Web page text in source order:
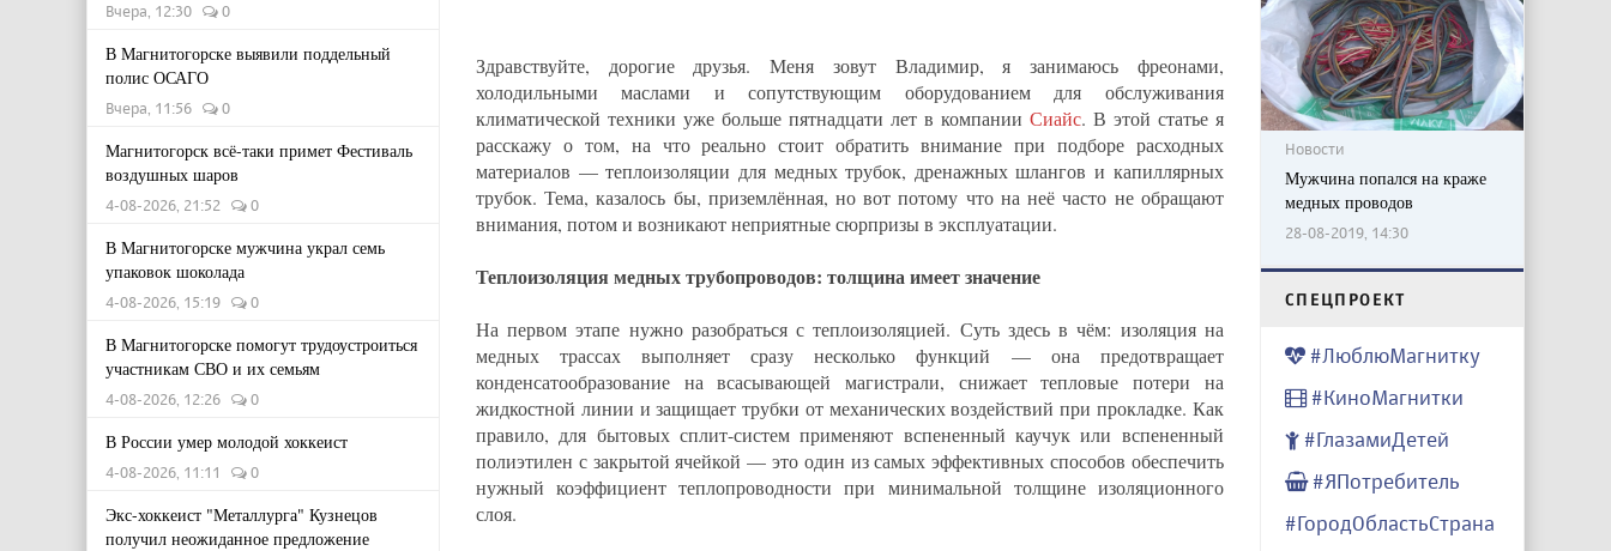
Вчера, 12:30 0
В Магнитогорске выявили поддельный
полис ОСАГО
Вчера, 11:56 0
Магнитогорск всё-таки примет Фестиваль
воздушных шаров
4-08-2026, 21:52 0
В Магнитогорске мужчина украл семь
упаковок шоколада
4-08-2026, 15:19 0
В Магнитогорске помогут трудоустроиться
участникам СВО и их семьям
4-08-2026, 12:26 0
В России умер молодой хоккеист
4-08-2026, 11:11 0
Экс-хоккеист "Металлурга" Кузнецов
получил неожиданное предложение
Здравствуйте, дорогие друзья. Меня зовут Владимир, я занимаюсь фреонами,
холодильными маслами и сопутствующим оборудованием для обслуживания
климатической техники уже больше пятнадцати лет в компании Сиайс. В этой статье я
расскажу о том, на что реально стоит обратить внимание при подборе расходных
материалов — теплоизоляции для медных трубок, дренажных шлангов и капиллярных
трубок. Тема, казалось бы, приземлённая, но вот потому что на неё часто не обращают
внимания, потом и возникают неприятные сюрпризы в эксплуатации.
Теплоизоляция медных трубопроводов: толщина имеет значение
На первом этапе нужно разобраться с теплоизоляцией. Суть здесь в чём: изоляция на
медных трассах выполняет сразу несколько функций — она предотвращает
конденсатообразование на всасывающей магистрали, снижает тепловые потери на
жидкостной линии и защищает трубки от механических воздействий при прокладке. Как
правило, для бытовых сплит-систем применяют вспененный каучук или вспененный
полиэтилен с закрытой ячейкой — это один из самых эффективных способов обеспечить
нужный коэффициент теплопроводности при минимальной толщине изоляционного
слоя.
Новости
Мужчина попался на краже
медных проводов
28-08-2019, 14:30
CПЕЦПРОЕКТ
#ЛюблюМагнитку
#КиноМагнитки
#ГлазамиДетей
#ЯПотребитель
#ГородОбластьСтрана